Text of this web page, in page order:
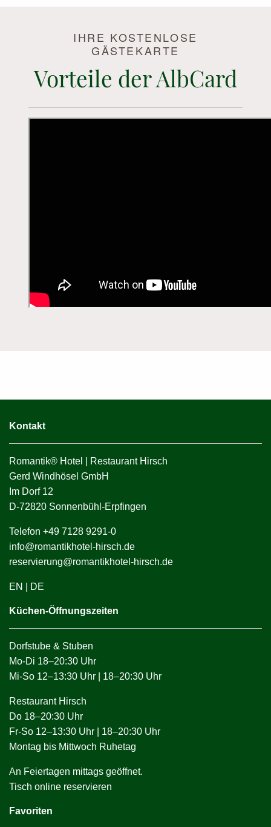
IHRE KOSTENLOSE
GÄSTEKARTE
Vorteile der AlbCard
Kontakt
Romantik® Hotel | Restaurant Hirsch
Gerd Windhösel GmbH
Im Dorf 12
D-72820 Sonnenbühl-Erpfingen
Telefon +49 7128 9291-0
info@romantikhotel-hirsch.de
reservierung@romantikhotel-hirsch.de
EN DE
Küchen-Öffnungszeiten
Dorfstube & Stuben
Mo-Di 18–20:30 Uhr
Mi-So 12–13:30 Uhr | 18–20:30 Uhr
Restaurant Hirsch
Do 18–20:30 Uhr
Fr-So 12–13:30 Uhr | 18–20:30 Uhr
Montag bis Mittwoch Ruhetag
An Feiertagen mittags geöffnet.
Tisch online reservieren
Favoriten